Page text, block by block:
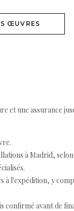
ŒUVRES
et une assurance
à Madrid,
l'expédition, y
confirmé avant de